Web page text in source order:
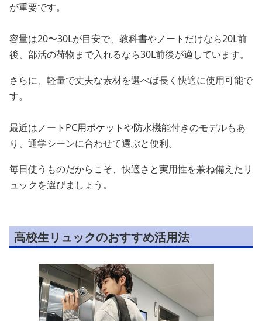
が重要です。
容量は20〜30Lが目安で、教科書やノートだけなら20L前
後、部活の荷物まで入れるなら30L前後が適しています。
さらに、軽量で丈夫な素材を選べば長く快適に使用可能で
す。
最近はノートPC用ポケットや防水機能付きのモデルもあ
り、通学シーンに合わせて選ぶと便利。
毎日使うものだからこそ、快適さと実用性を兼ね備えたリ
ュックを選びましょう。
高校生リュックのおすすめ活用法